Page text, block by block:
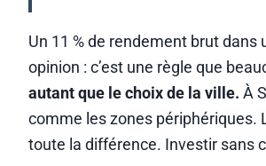
Un 11 % de rendement brut dans
opinion : c’est une règle que
autant que le choix de la ville. À
comme les zones périphériques.
toute la différence. Investir sans